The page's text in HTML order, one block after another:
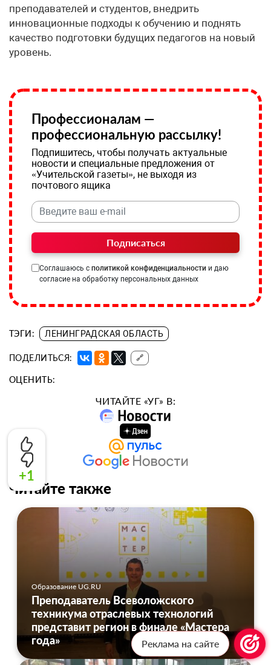
+1
преподавателей и студентов, внедрить
инновационные подходы к обучению и поднять
качество подготовки будущих педагогов на новый
уровень.
Профессионалам —
профессиональную рассылку!
Подпишитесь, чтобы получать актуальные
новости и специальные предложения от
«Учительской газеты», не выходя из
почтового ящика
Подписаться
Соглашаюсь с политикой конфиденциальности и даю
согласие на обработку персональных данных
ТЭГИ: ЛЕНИНГРАДСКАЯ ОБЛАСТЬ
ПОДЕЛИТЬСЯ: 🔗
ОЦЕНИТЬ:
ЧИТАЙТЕ «УГ» В:
Читайте также
Образование UG.RU
Преподаватель Всеволожского
техникума отраслевых технологий
представит регион в финале «Мастера
года»
Реклама на сайте